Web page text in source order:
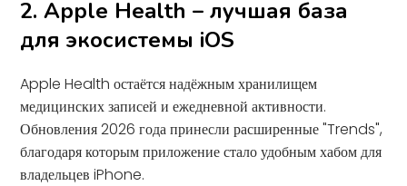
2. Apple Health – лучшая база
для экосистемы iOS
Apple Health остаётся надёжным хранилищем
медицинских записей и ежедневной активности.
Обновления 2026 года принесли расширенные "Trends",
благодаря которым приложение стало удобным хабом для
владельцев iPhone.